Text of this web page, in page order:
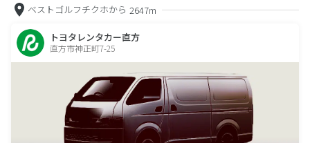
ベストゴルフチクホから 2647m
トヨタレンタカー直方
直方市神正町7-25